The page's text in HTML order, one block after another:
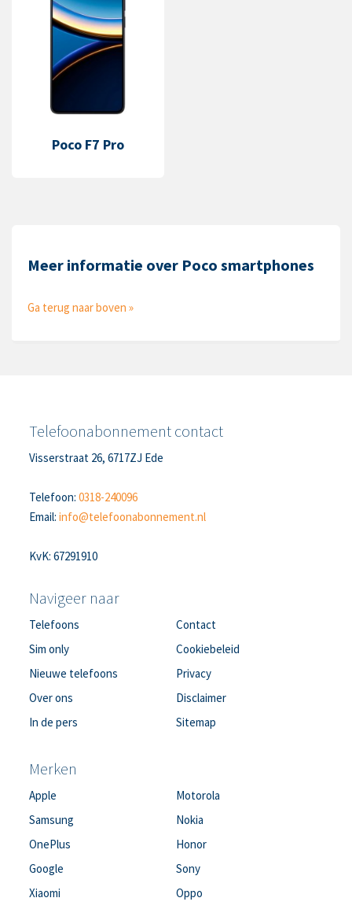
Poco F7 Pro
Meer informatie over Poco smartphones
Ga terug naar boven »
Telefoonabonnement contact
Visserstraat 26, 6717ZJ Ede
Telefoon:0318-240096
Email:info@telefoonabonnement.nl
KvK: 67291910
Navigeer naar
Telefoons
Sim only
Nieuwe telefoons
Over ons
In de pers
Contact
Cookiebeleid
Privacy
Disclaimer
Sitemap
Merken
Apple
Samsung
OnePlus
Google
Xiaomi
Motorola
Nokia
Honor
Sony
Oppo